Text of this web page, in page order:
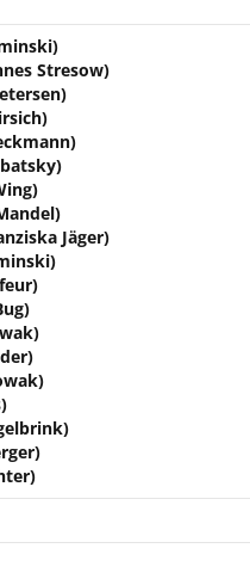
Stresow)
Jäger)